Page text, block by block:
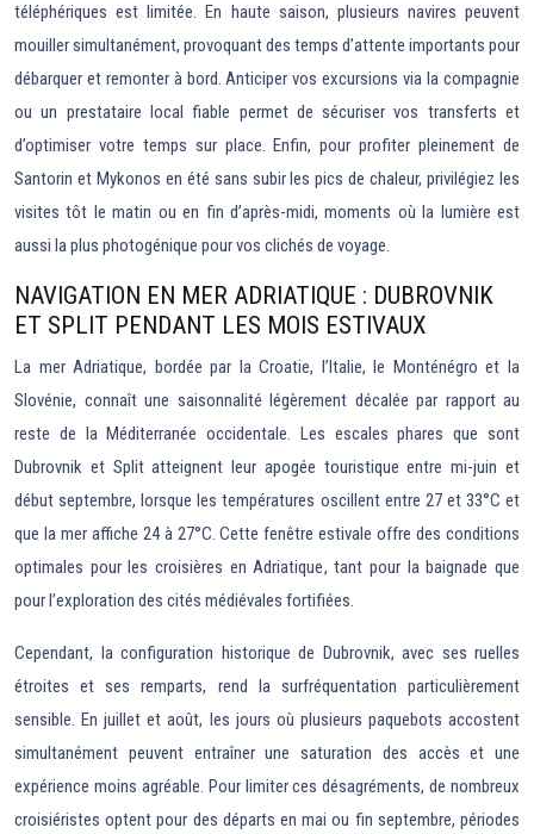
téléphériques est limitée. En haute saison, plusieurs navires peuvent
mouiller simultanément, provoquant des temps d’attente importants pour
débarquer et remonter à bord. Anticiper vos excursions via la compagnie
ou un prestataire local fiable permet de sécuriser vos transferts et
d’optimiser votre temps sur place. Enfin, pour profiter pleinement de
Santorin et Mykonos en été sans subir les pics de chaleur, privilégiez les
visites tôt le matin ou en fin d’après-midi, moments où la lumière est
aussi la plus photogénique pour vos clichés de voyage.
NAVIGATION EN MER ADRIATIQUE : DUBROVNIK
ET SPLIT PENDANT LES MOIS ESTIVAUX
La mer Adriatique, bordée par la Croatie, l’Italie, le Monténégro et la
Slovénie, connaît une saisonnalité légèrement décalée par rapport au
reste de la Méditerranée occidentale. Les escales phares que sont
Dubrovnik et Split atteignent leur apogée touristique entre mi-juin et
début septembre, lorsque les températures oscillent entre 27 et 33°C et
que la mer affiche 24 à 27°C. Cette fenêtre estivale offre des conditions
optimales pour les croisières en Adriatique, tant pour la baignade que
pour l’exploration des cités médiévales fortifiées.
Cependant, la configuration historique de Dubrovnik, avec ses ruelles
étroites et ses remparts, rend la surfréquentation particulièrement
sensible. En juillet et août, les jours où plusieurs paquebots accostent
simultanément peuvent entraîner une saturation des accès et une
expérience moins agréable. Pour limiter ces désagréments, de nombreux
croisiéristes optent pour des départs en mai ou fin septembre, périodes